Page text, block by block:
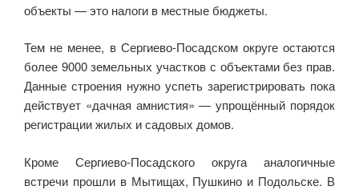
объекты — это налоги в местные бюджеты.
Тем не менее, в Сергиево-Посадском округе остаются
более 9000 земельных участков с объектами без прав.
Данные строения нужно успеть зарегистрировать пока
действует «дачная амнистия» — упрощённый порядок
регистрации жилых и садовых домов.
Кроме Сергиево-Посадского округа аналогичные
встречи прошли в Мытищах, Пушкино и Подольске. В